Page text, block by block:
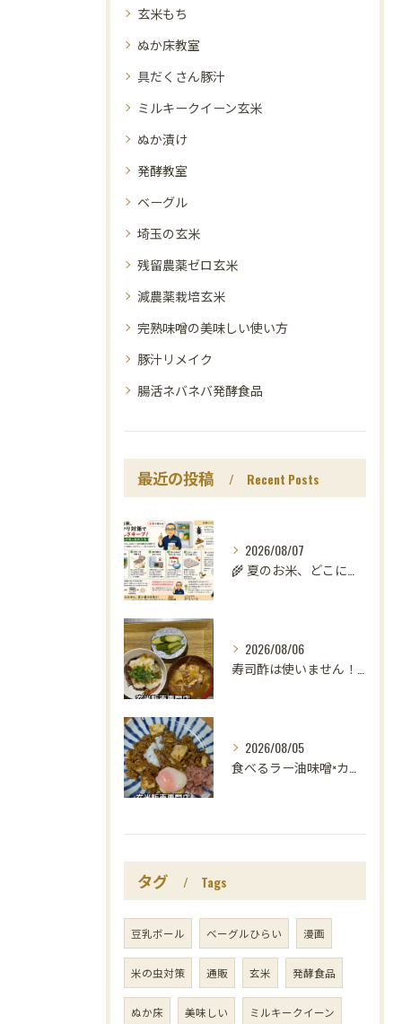
玄米もち
ぬか床教室
具だくさん豚汁
ミルキークイーン玄米
ぬか漬け
発酵教室
ベーグル
埼玉の玄米
残留農薬ゼロ玄米
減農薬栽培玄米
完熟味噌の美味しい使い方
豚汁リメイク
腸活ネバネバ発酵食品
最近の投稿 Recent Posts
2026/08/07
🌾 夏のお米、どこに置いていますか？
2026/08/06
寿司酢は使いません！😳
2026/08/05
食べるラー油味噌×カレー！
タグ Tags
豆乳ボール ベーグルひらい 漫画
米の虫対策 通販 玄米 発酵食品
ぬか床 美味しい ミルキークイーン